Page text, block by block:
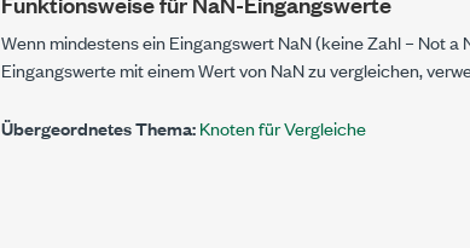
Wenn mindestens ein EingangswertNaN(keine Zahl – Not a
Eingangswerte mit einem Wert vonNaNzu vergleichen,
Übergeordnetes Thema:Knoten für Vergleiche